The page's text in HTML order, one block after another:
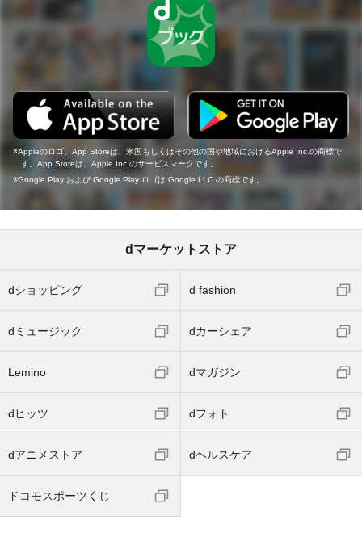
Appleのロゴ、App Storeは、米国もしくはその他の国や地域におけるApple Inc.の商標で
す。App Storeは、Apple Inc.のサービスマークです。
Google Play および Google Play ロゴは Google LLC の商標です。
dマーケットストア
dショッピング d fashion
dミュージック dカーシェア
Lemino dマガジン
dヒッツ dフォト
dアニメストア dヘルスケア
ドコモスポーツくじ